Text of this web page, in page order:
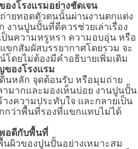
งโรงแรมอย่างชัดเจน
ายทอดตัวตนนั้นผ่านงานตกแต่ง
านปูนปั้นที่ดีควรช่วยเล่าเรื่อง
ป็นความหรูหรา ความอบอุ่น หรือ
ขกสัมผัสบรรยากาศโดยรวม จะ
ดยไม่ต้องมีคำอธิบายเพิ่มเติม
องโรงแรม
นหลัก จุดต้อนรับ หรือมุมถ่าย
มากและมองเห็นบ่อย งานปูนปั้น
งความประทับใจ และกลายเป็น
กว่าพื้นที่รองที่แขกแทบไม่ได้
อดีกับพื้นที่
นผิวของปูนปั้นอย่างเหมาะสม